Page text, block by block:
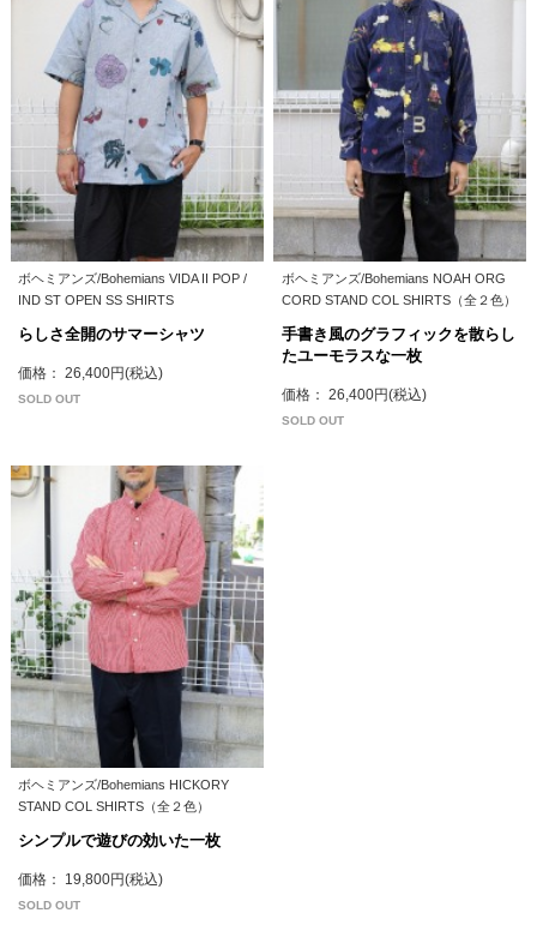
ボヘミアンズ/Bohemians VIDA II POP /
IND ST OPEN SS SHIRTS
らしさ全開のサマーシャツ
価格： 26,400円(税込)
SOLD OUT
ボヘミアンズ/Bohemians NOAH ORG
CORD STAND COL SHIRTS（全２色）
手書き風のグラフィックを散らし
たユーモラスな一枚
価格： 26,400円(税込)
SOLD OUT
ボヘミアンズ/Bohemians HICKORY
STAND COL SHIRTS（全２色）
シンプルで遊びの効いた一枚
価格： 19,800円(税込)
SOLD OUT